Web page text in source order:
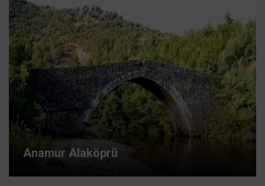
Anamur Alaköprü